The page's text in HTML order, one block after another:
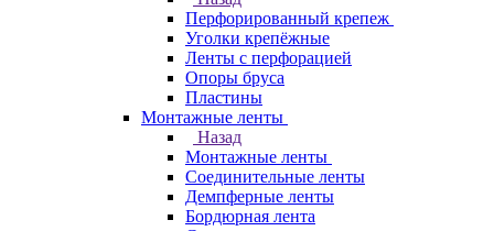
Перфорированный крепеж
Уголки крепёжные
Ленты с перфорацией
Опоры бруса
Пластины
Монтажные ленты
Назад
Монтажные ленты
Соединительные ленты
Демпферные ленты
Бордюрная лента